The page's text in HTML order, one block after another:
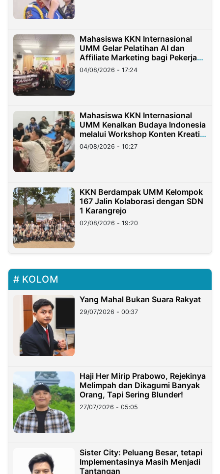
Mahasiswa KKN Internasional
UMM Gelar Pelatihan AI dan
Affiliate Marketing bagi Pekerja
Migran Indonesia di Taiwan
04/08/2026 - 17:24
Mahasiswa KKN Internasional
UMM Kenalkan Budaya Indonesia
melalui Workshop Konten Kreatif
di Taiwan
04/08/2026 - 10:27
KKN Berdampak UMM Kelompok
167 Jalin Kolaborasi dengan SDN
1 Karangrejo
02/08/2026 - 19:20
KOLOM
Yang Mahal Bukan Suara Rakyat
29/07/2026 - 00:37
Haji Her Mirip Prabowo, Rejekinya
Melimpah dan Dikagumi Banyak
Orang, Tapi Sering Blunder!
27/07/2026 - 05:05
Sister City: Peluang Besar, tetapi
Implementasinya Masih Menjadi
Tantangan